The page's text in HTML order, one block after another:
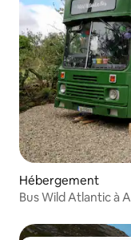
Hébergement
Bus Wild Atlantic à